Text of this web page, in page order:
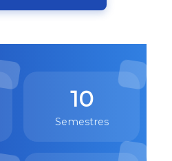
10
Semestres